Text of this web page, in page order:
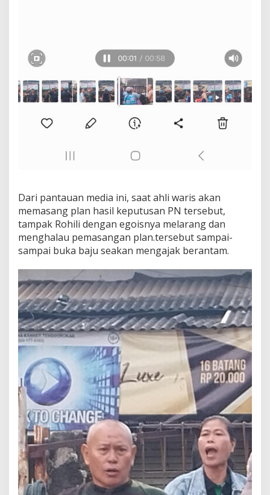
Dari pantauan media ini, saat ahli waris akan
memasang plan hasil keputusan PN tersebut,
tampak Rohili dengan egoisnya melarang dan
menghalau pemasangan plan.tersebut sampai-
sampai buka baju seakan mengajak berantam.